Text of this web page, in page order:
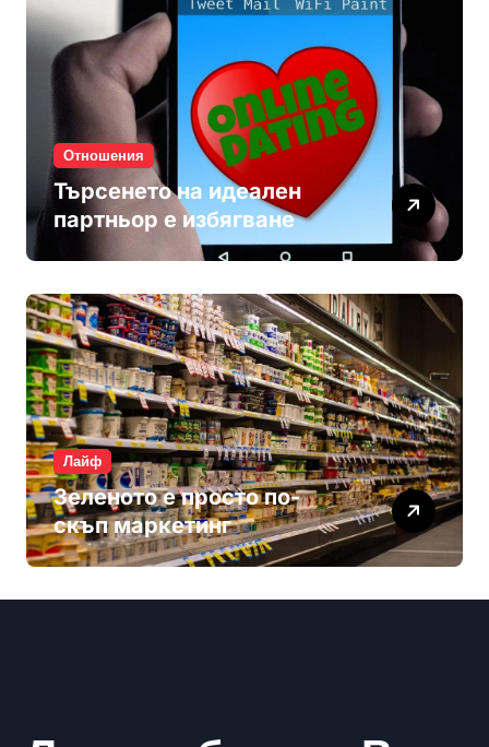
Отношения
Търсенето на идеален
партньор е избягване
Лайф
Зеленото е просто по-
скъп маркетинг